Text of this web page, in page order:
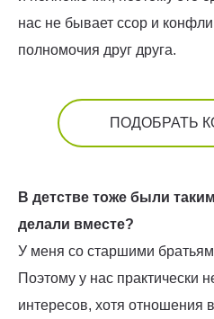
нас не бывает ссор и
полномочия друг друга.
ПОДОБРАТЬ
В детстве тоже были
делали вместе?
У меня со старшими
Поэтому у нас практически
интересов, хотя отношения